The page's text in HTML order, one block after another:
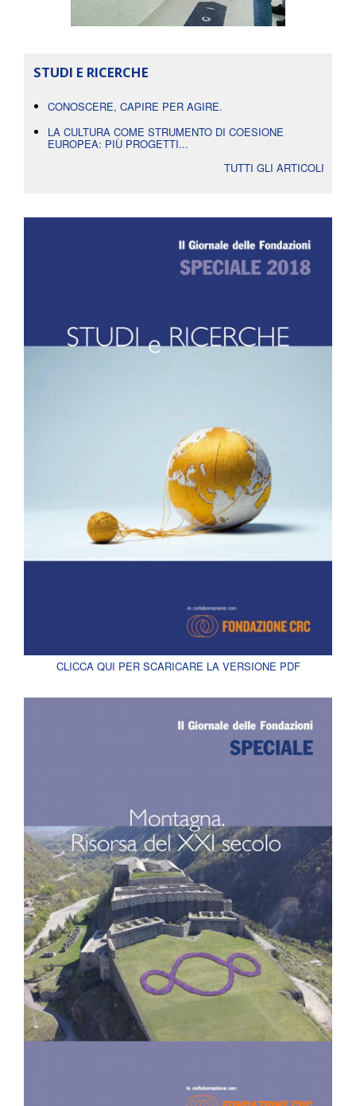
STUDI E RICERCHE
CONOSCERE, CAPIRE PER AGIRE.
LA CULTURA COME STRUMENTO DI COESIONE
EUROPEA: PIÙ PROGETTI...
TUTTI GLI ARTICOLI
CLICCA QUI PER SCARICARE LA VERSIONE PDF